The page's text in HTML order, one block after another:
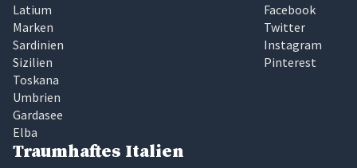
Latium
Marken
Sardinien
Sizilien
Toskana
Umbrien
Gardasee
Elba
Facebook
Twitter
Instagram
Pinterest
Traumhaftes Italien